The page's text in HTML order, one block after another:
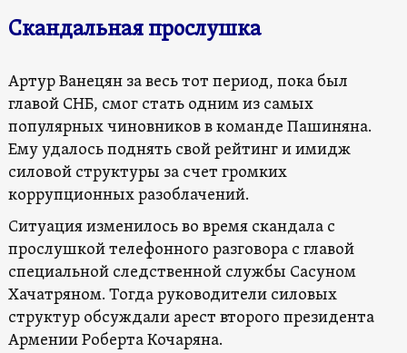
Скандальная прослушка
Артур Ванецян за весь тот период, пока был
главой СНБ, смог стать одним из самых
популярных чиновников в команде Пашиняна.
Ему удалось поднять свой рейтинг и имидж
силовой структуры за счет громких
коррупционных разоблачений.
Ситуация изменилось во время скандала с
прослушкой телефонного разговора с главой
специальной следственной службы Сасуном
Хачатряном. Тогда руководители силовых
структур обсуждали арест второго президента
Армении Роберта Кочаряна.